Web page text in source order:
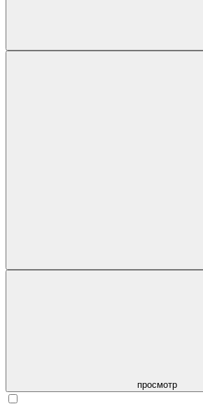
просмотр